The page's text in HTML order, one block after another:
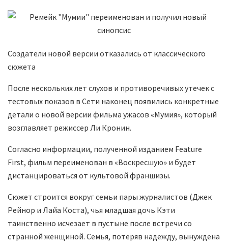
Создатели новой версии отказались от классического
сюжета
После нескольких лет слухов и противоречивых утечек с
тестовых показов в Сети наконец появились конкретные
детали о новой версии фильма ужасов «Мумия», который
возглавляет режиссер Ли Кронин.
Согласно информации, полученной изданием Feature
First, фильм переименован в «Воскресшую» и будет
дистанцироваться от культовой франшизы.
Сюжет строится вокруг семьи пары журналистов (Джек
Рейнор и Лайа Коста), чья младшая дочь Кэти
таинственно исчезает в пустыне после встречи со
странной женщиной. Семья, потеряв надежду, вынуждена